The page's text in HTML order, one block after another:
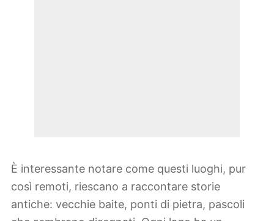
È interessante notare come questi luoghi, pur
così remoti, riescano a raccontare storie
antiche: vecchie baite, ponti di pietra, pascoli